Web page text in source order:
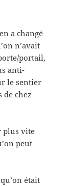
a changé
n’avait
portail,
anti-
le sentier
de chez
plus vite
peut
était